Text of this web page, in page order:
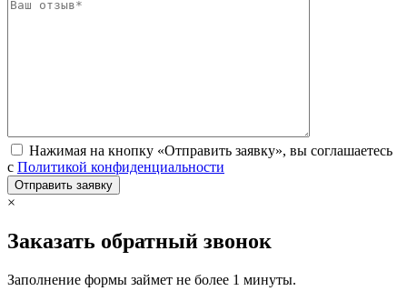
Нажимая на кнопку «Отправить заявку», вы соглашаетесь
с Политикой конфиденциальности
×
Заказать обратный звонок
Заполнение формы займет не более 1 минуты.